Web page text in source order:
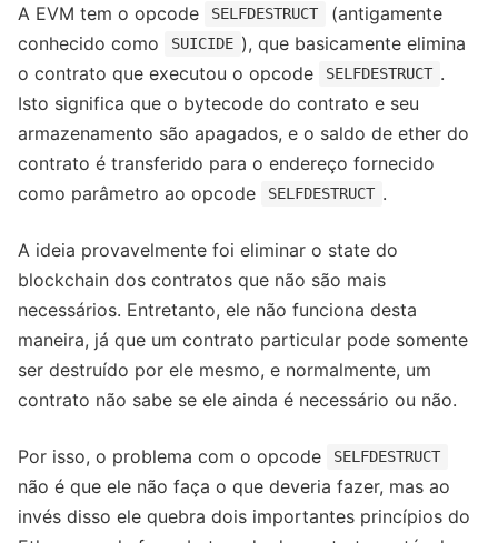
A EVM tem o opcode SELFDESTRUCT
(antigamente
conhecido como
SUICIDE ), que basicamente elimina
o contrato que executou o opcode
SELFDESTRUCT .
Isto significa que o bytecode do contrato e seu
armazenamento são apagados, e o saldo de ether do
contrato é transferido para o endereço fornecido
como parâmetro ao opcode
SELFDESTRUCT .
A ideia provavelmente foi eliminar o state do
blockchain dos contratos que não são mais
necessários. Entretanto, ele não funciona desta
maneira, já que um contrato particular pode somente
ser destruído por ele mesmo, e normalmente, um
contrato não sabe se ele ainda é necessário ou não.
Por isso, o problema com o opcode SELFDESTRUCT
não é que ele não faça o que deveria fazer, mas ao
invés disso ele quebra dois importantes princípios do